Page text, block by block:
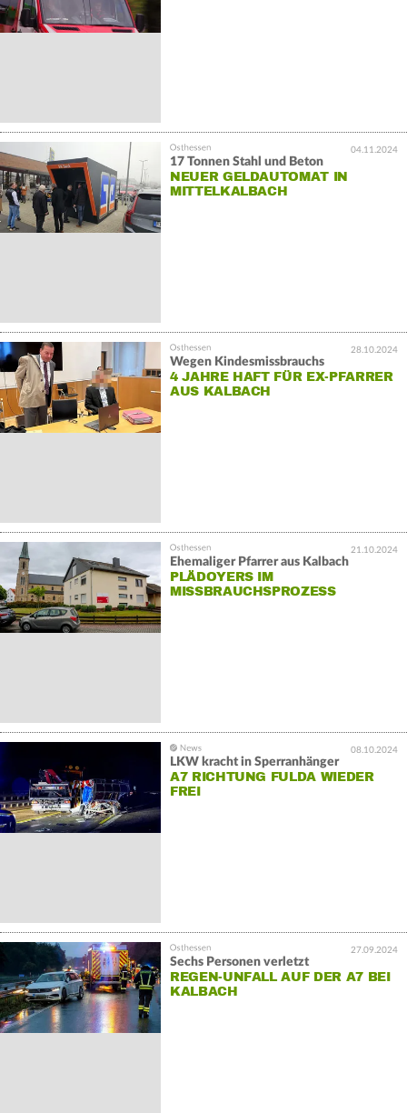
04.11.2024
17 Tonnen Stahl und Beton
NEUER GELDAUTOMAT IN
MITTELKALBACH
28.10.2024
Wegen Kindesmissbrauchs
4 JAHRE HAFT FÜR EX-PFARRER
AUS KALBACH
21.10.2024
Ehemaliger Pfarrer aus Kalbach
PLÄDOYERS IM
MISSBRAUCHSPROZESS
08.10.2024
LKW kracht in Sperranhänger
A7 RICHTUNG FULDA WIEDER
FREI
27.09.2024
Sechs Personen verletzt
REGEN-UNFALL AUF DER A7 BEI
KALBACH